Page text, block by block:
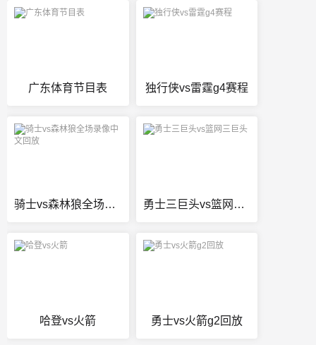
广东体育节目表 独行侠vs雷霆g4赛程
骑士vs森林狼全场录像中文回放 勇士三巨头vs篮网三巨头
哈登vs火箭 勇士vs火箭g2回放